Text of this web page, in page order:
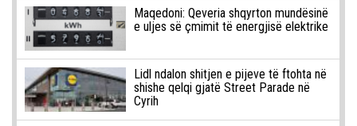
Maqedoni: Qeveria shqyrton mundësinë
e uljes së çmimit të energjisë elektrike
Lidl ndalon shitjen e pijeve të ftohta në
shishe qelqi gjatë Street Parade në
Cyrih